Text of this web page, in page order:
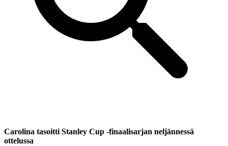
Carolina tasoitti Stanley Cup -finaalisarjan neljännessä
ottelussa